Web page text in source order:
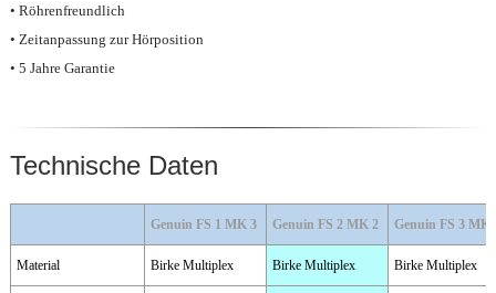
• Röhrenfreundlich
• Zeitanpassung zur Hörposition
• 5 Jahre Garantie
Technische Daten
Genuin FS 1 MK 3 Genuin FS 2 MK 2 Genuin FS 3 MK
Material Birke Multiplex Birke Multiplex Birke Multiplex